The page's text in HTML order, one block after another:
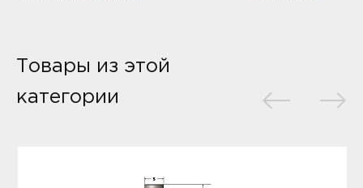
Товары из этой
категории